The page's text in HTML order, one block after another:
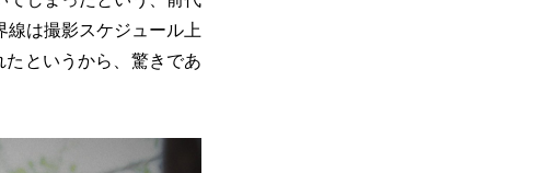
線は撮影スケジュール上
というから、驚きであ